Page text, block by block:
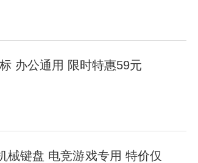
办公通用 限时特惠59元
械键盘 电竞游戏专用 特价仅